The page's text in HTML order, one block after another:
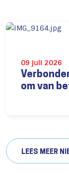
09 juli 2026
om van
LEES MEER